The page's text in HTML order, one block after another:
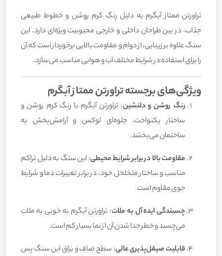
تراورتن ممتاز آبگرم به دلیل رنگ کرم روشن و خطوط طبیعی
جذاب، در بین طراحان داخلی و خارجی محبوبیت ویژه‌ای دارد. این
سنگ علاوه بر زیبایی، از دوام و مقاومت بالایی برخوردار است که آن
را برای استفاده در شرایط مختلف آب و هوایی مناسب می‌سازد.
ویژگی‌های برجسته تراورتن ممتاز آبگرم
رنگ روشن و دلنشین: تراورتن آبگرم با رنگ کرم روشن و
ساختار یکنواخت، جلوه‌ای لوکس و آرامش‌بخش به
ساختمان می‌بخشد.
مقاومت بالا در برابر شرایط محیطی: این سنگ به دلیل تراکم
مناسب و ساختار متخلخل خود، در برابر تغییرات دما و شرایط
جوی مقاوم است.
چسبندگی ایده‌آل به ملات: تراورتن آبگرم به خوبی به ملات
می‌چسبد و خطر جدا شدن آن از نما بسیار کم است.
قابلیت صیقل‌پذیری عالی: سطح صاف و براق این سنگ پس